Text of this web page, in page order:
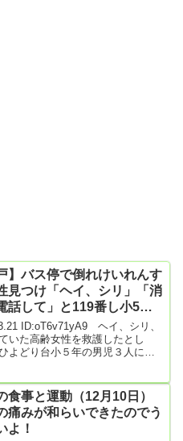
】バス停で倒れけいれんす
見つけ「ヘイ、シリ」「消
話して」と119番し小5男
連係プレー…「将来は警
察官に」 [煮卵★]
ID:oT6v71yA9 ヘイ、シリ、
た高齢女性を救護したとし
よどり台小５年の男児３人に県
と）君（１１）、永井琉翔（る
１１）の３人。５月１２日の放
り台の...
食事と運動（12月10日）
痛みが和らいできたのでう
よ！